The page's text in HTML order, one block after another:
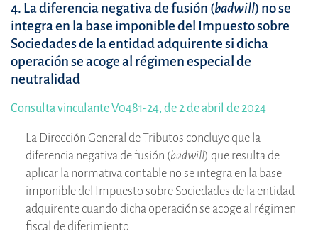
4. La diferencia negativa de fusión (badwill) no se
integra en la base imponible del Impuesto sobre
Sociedades de la entidad adquirente si dicha
operación se acoge al régimen especial de
neutralidad
Consulta vinculante V0481-24, de 2 de abril de 2024
La Dirección General de Tributos concluye que la
diferencia negativa de fusión (badwill) que resulta de
aplicar la normativa contable no se integra en la base
imponible del Impuesto sobre Sociedades de la entidad
adquirente cuando dicha operación se acoge al régimen
fiscal de diferimiento.